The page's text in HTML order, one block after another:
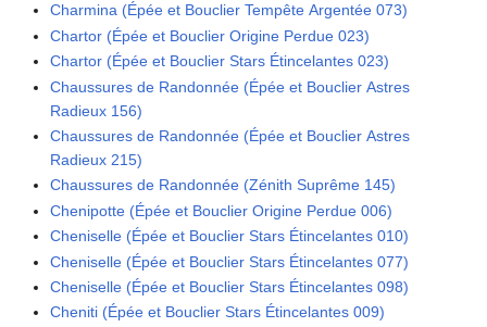
Charmina (Épée et Bouclier Tempête Argentée 073)
Chartor (Épée et Bouclier Origine Perdue 023)
Chartor (Épée et Bouclier Stars Étincelantes 023)
Chaussures de Randonnée (Épée et Bouclier Astres
Radieux 156)
Chaussures de Randonnée (Épée et Bouclier Astres
Radieux 215)
Chaussures de Randonnée (Zénith Suprême 145)
Chenipotte (Épée et Bouclier Origine Perdue 006)
Cheniselle (Épée et Bouclier Stars Étincelantes 010)
Cheniselle (Épée et Bouclier Stars Étincelantes 077)
Cheniselle (Épée et Bouclier Stars Étincelantes 098)
Cheniti (Épée et Bouclier Stars Étincelantes 009)